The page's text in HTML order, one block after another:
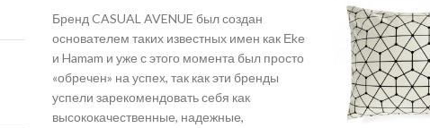
Бренд CASUAL AVENUE был создан
основателем таких известных имен как Еkе
и Hamam и уже с этого момента был просто
«обречен» на успех, так как эти бренды
успели зарекомендовать себя как
высококачественные, надежные,